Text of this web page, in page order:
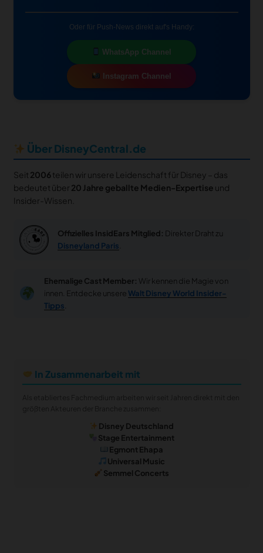
Oder für Push-News direkt auf's Handy:
WhatsApp Channel
Instagram Channel
Über DisneyCentral.de
Seit 2006teilen wir unsere Leidenschaft für Disney – das
bedeutet über 20 Jahre geballte Medien-Expertise und
Insider-Wissen.
Offizielles InsidEars Mitglied: Direkter Draht zu
Disneyland Paris
Ehemalige Cast Member: Wir kennen die Magie von
innen. Entdecke unsere Walt Disney World Insider-
Tipps
In Zusammenarbeit mit
Disney Deutschland
Stage Entertainment
Egmont Ehapa
Universal Music
Semmel Concerts